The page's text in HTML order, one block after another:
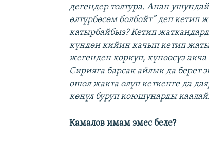
дегендер толтура. Анан
өлтүрбөсөм болбойт” деп
катырбайбыз? Кетип
күндөн кийин качып кетип
жегенден коркуп, күнөөсүз
Сирияга барсак айлык да берет
ошол жакта өлүп кеткенге да
көңүл буруп коюшуңарды
Камалов имам эмес беле?